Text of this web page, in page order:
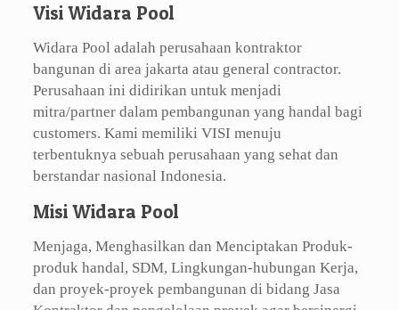
Visi Widara Pool
Widara Pool adalah perusahaan kontraktor
bangunan di area jakarta atau general contractor.
Perusahaan ini didirikan untuk menjadi
mitra/partner dalam pembangunan yang handal bagi
customers. Kami memiliki VISI menuju
terbentuknya sebuah perusahaan yang sehat dan
berstandar nasional Indonesia.
Misi Widara Pool
Menjaga, Menghasilkan dan Menciptakan Produk-
produk handal, SDM, Lingkungan-hubungan Kerja,
dan proyek-proyek pembangunan di bidang Jasa